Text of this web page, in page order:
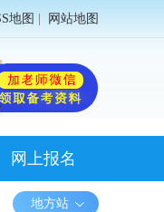
地图 网站地图
网上报名
地方站